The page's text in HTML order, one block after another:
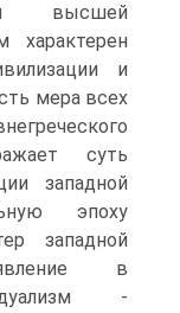
высшей
характерен
и
мера всех
суть
западной
эпоху
западной
в
-